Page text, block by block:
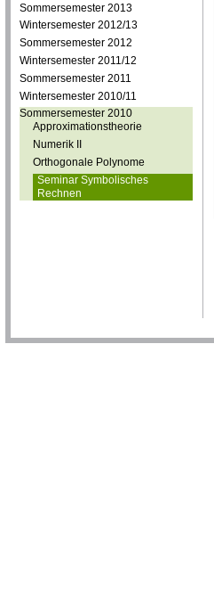
Sommersemester 2013
Wintersemester 2012/13
Sommersemester 2012
Wintersemester 2011/12
Sommersemester 2011
Wintersemester 2010/11
Sommersemester 2010
Approximationstheorie
Numerik II
Orthogonale Polynome
Seminar Symbolisches
Rechnen